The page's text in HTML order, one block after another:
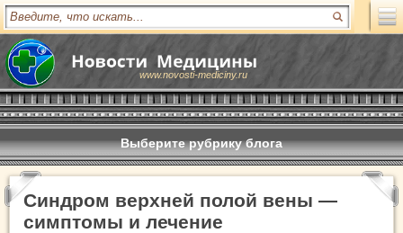
www.novosti-mediciny.ru
Выберите рубрику блога
Синдром верхней полой вены —
симптомы и лечение